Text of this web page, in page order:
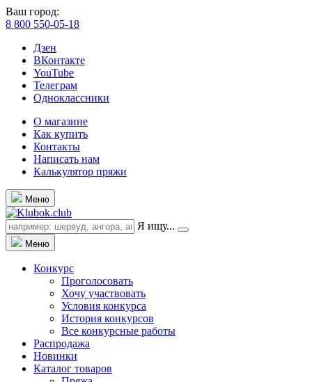
Ваш город:
8 800 550-05-18
Дзен
ВКонтакте
YouTube
Телеграм
Одноклассники
О магазине
Как купить
Контакты
Написать нам
Калькулятор пряжи
Меню
Я ищу...
Меню
Конкурс
Проголосовать
Хочу участвовать
Условия конкурса
История конкурсов
Все конкурсные работы
Распродажа
Новинки
Каталог товаров